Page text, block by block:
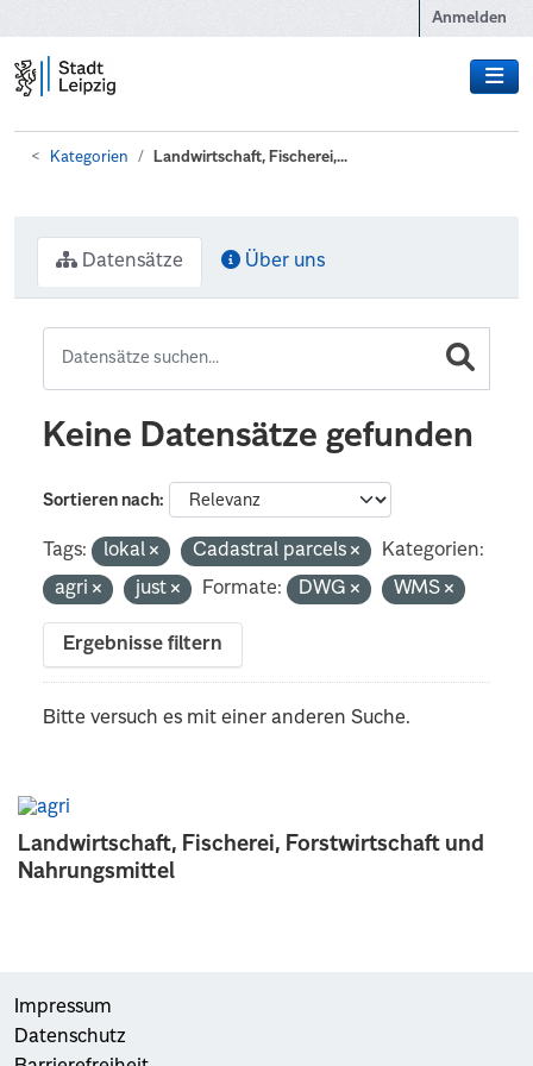
Anmelden
Kategorien Landwirtschaft, Fischerei,...
Landwirtschaft, Fischerei, Forstwirtschaft und
Nahrungsmittel
Datensätze Über uns
Keine Datensätze gefunden
Sortieren nach
Tags: lokal Cadastral parcels
Kategorien:
agri
just Formate: DWG WMS
Ergebnisse filtern
Bitte versuch es mit einer anderen Suche.
Impressum
Datenschutz